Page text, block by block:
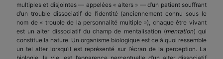
multiples et disjointes — appelées « alters » — d’un patient souffrant
d’un trouble dissociatif de l’identité (anciennement connu sous le
nom de « trouble de la personnalité multiple »), chaque être vivant
est un alter dissociatif du champ de mentalisation (mentation) qui
constitue la nature. Un organisme biologique est ce à quoi ressemble
un tel alter lorsqu’il est représenté sur l’écran de la perception. La